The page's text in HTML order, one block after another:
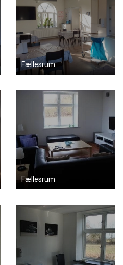
Fællesrum
Fællesrum